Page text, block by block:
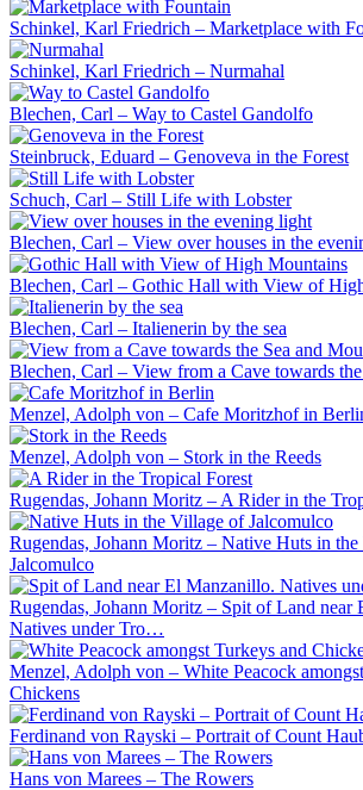
Schinkel, Karl Friedrich – Marketplace with
Schinkel, Karl Friedrich – Nurmahal
Blechen, Carl – Way to Castel Gandolfo
Steinbruck, Eduard – Genoveva in the Forest
Schuch, Carl – Still Life with Lobster
Blechen, Carl – View over houses in the
Blechen, Carl – Gothic Hall with View of
Blechen, Carl – Italienerin by the sea
Blechen, Carl – View from a Cave towards
Menzel, Adolph von – Cafe Moritzhof in
Menzel, Adolph von – Stork in the Reeds
Rugendas, Johann Moritz – A Rider in the
Rugendas, Johann Moritz – Native Huts in
Jalcomulco
Rugendas, Johann Moritz – Spit of Land near
Natives under Tro…
Menzel, Adolph von – White Peacock
Chickens
Ferdinand von Rayski – Portrait of Count
Hans von Marees – The Rowers